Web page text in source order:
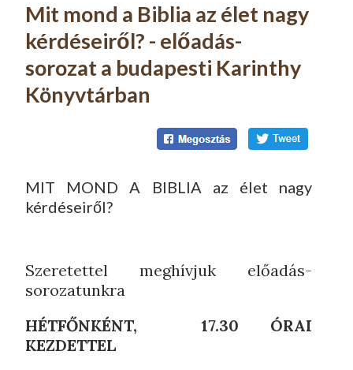
Mit mond a Biblia az élet nagy
kérdéseiről? - előadás-
sorozat a budapesti Karinthy
Könyvtárban
MIT MOND A BIBLIA az élet nagy
kérdéseiről?
Szeretettel meghívjuk előadás-
sorozatunkra
HÉTFŐNKÉNT, 17.30 ÓRAI
KEZDETTEL